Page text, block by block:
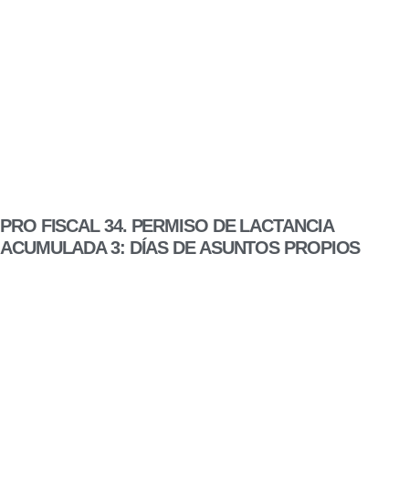
PRO FISCAL 34. PERMISO DE LACTANCIA
ACUMULADA 3: DÍAS DE ASUNTOS PROPIOS